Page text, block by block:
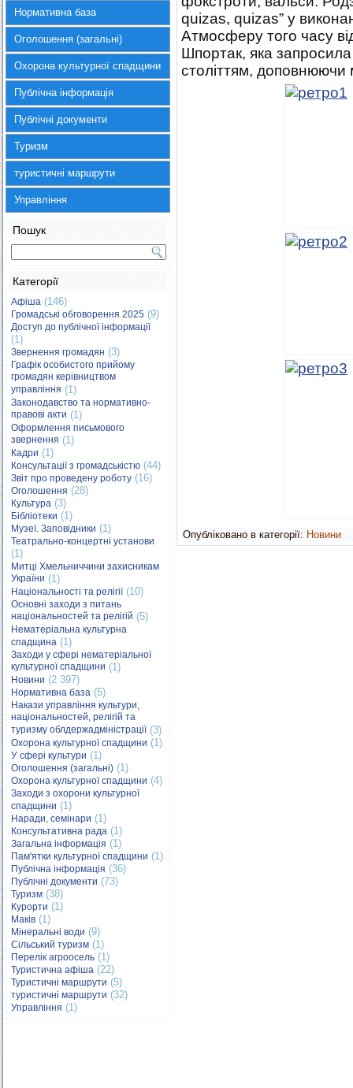
Нормативна база
Оголошення (загальні)
Охорона культурної спадщини
Публічна інформація
Публічні документи
Туризм
туристичні маршрути
Управління
Пошук
Категорії
Афіша (146)
Громадські обговорення 2025 (9)
Доступ до публічної інформації
(1)
Звернення громадян (3)
Графік особистого прийому
громадян керівництвом
управління (1)
Законодавство та нормативно-
правові акти (1)
Оформлення письмового
звернення (1)
Кадри (1)
Консультації з громадськістю (44)
Звіт про проведену роботу (16)
Оголошення (28)
Культура (3)
Бібліотеки (1)
Музеї. Заповідники (1)
Театрально-концертні установи
(1)
Митці Хмельниччини захисникам
України (1)
Національності та релігії(10)
Основні заходи з питань
національностей та релігій (5)
Нематеріальна культурна
спадщина (1)
Заходи у сфері нематеріальної
культурної спадщини (1)
Новини (2 397)
Нормативна база (5)
Накази управління культури,
національностей, релігій та
туризму облдержадміністрації(3)
Охорона культурної спадщини (1)
У сфері культури (1)
Оголошення (загальні) (1)
Охорона культурної спадщини (4)
Заходи з охорони культурної
спадщини (1)
Наради, семінари (1)
Консультативна рада (1)
Загальна інформація (1)
Пам'ятки культурної спадщини (1)
Публічна інформація (36)
Публічні документи (73)
Туризм (38)
Курорти (1)
Маків (1)
Мінеральні води (9)
Сільський туризм (1)
Перелік агроосель (1)
Туристична афіша (22)
Туристичні маршрути (5)
туристичні маршрути (32)
Управління (1)
quizas, quizas” у
Атмосферу того часу
Шпортак, яка
століттям, доповнюючи
Опубліковано в категорії: Новини